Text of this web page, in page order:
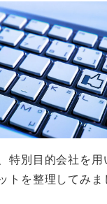
特別目的会社を用
トを整理してみま